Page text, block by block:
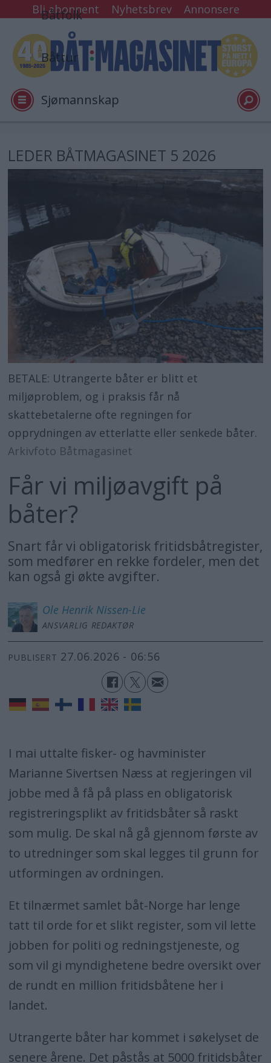
Bli abonnent Nyhetsbrev Annonsere
Båtfolk
Båttur
Sjømannskap
Video
Logg inn
LEDER BÅTMAGASINET 5 2026
BETALE: Utrangerte båter er blitt et
miljøproblem, og i praksis får nå
skattebetalerne ofte regningen for
opprydningen av etterlatte eller senkede båter.
Arkivfoto Båtmagasinet
Får vi miljøavgift på
båter?
Snart får vi obligatorisk fritidsbåtregister,
som medfører en rekke fordeler, men det
kan også gi økte avgifter.
Ole Henrik Nissen-Lie
ANSVARLIG REDAKTØR
PUBLISERT 27.06.2026 - 06:56
I mai uttalte fisker- og havminister
Marianne Sivertsen Næss at regjeringen vil
jobbe med å få på plass en obligatorisk
registreringsplikt av fritidsbåter så raskt
som mulig. De skal nå gå gjennom første av
to utredninger som skal legges til grunn for
utformingen av ordningen.
Et tilnærmet samlet båt-Norge har lenge
tatt til orde for et slikt register, som vil lette
jobben for politi og redningstjeneste, og
som vil gi myndighetene bedre oversikt over
de rundt en million fritidsbåtene her i
landet.
Utrangerte båter har kommet i søkelyset de
senere årene. Det påstås at 5000 fritidsbåter